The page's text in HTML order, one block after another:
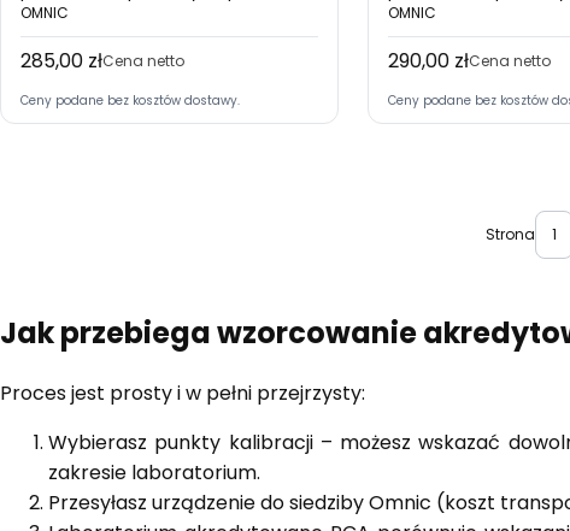
wilgotności (akredytacja PCA) -
Urządzenie z wyświetlaczem lub
czujnik do niego
OMNIC
Cena
285,00 złCena netto
Ceny podane bez kosztów dostawy.
wilgotności
wyświetlacza
OMNIC
Cena
290,00 złCena netto
Ceny podane bez kosztów
Strona
Jak przebiega wzorcowanie
Proces jest prosty i w pełni przejrzysty:
Wybierasz punkty kalibracji – możesz wskazać
zakresie laboratorium.
Przesyłasz urządzenie do siedziby Omnic (koszt